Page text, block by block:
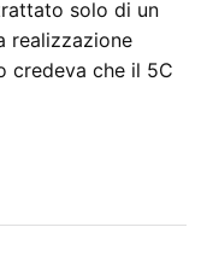
solo di un
realizzazione
credeva che il 5C